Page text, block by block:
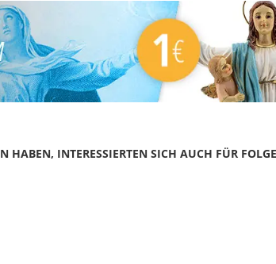
HABEN, INTERESSIERTEN SICH AUCH FÜR